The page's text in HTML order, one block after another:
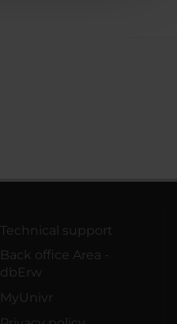
Technical support
Back office Area -
dbErw
MyUnivr